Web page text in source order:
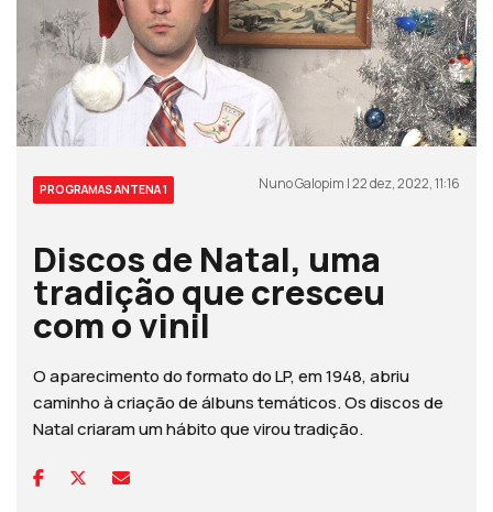
PROGRAMAS ANTENA 1 Nuno Galopim | 22 dez, 2022, 11:16
Discos de Natal, uma
tradição que cresceu
com o vinil
O aparecimento do formato do LP, em 1948, abriu
caminho à criação de álbuns temáticos. Os discos de
Natal criaram um hábito que virou tradição.